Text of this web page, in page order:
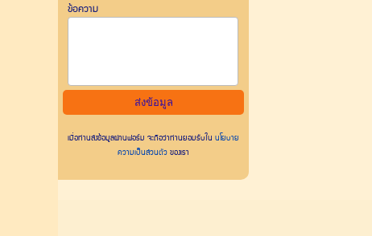
ข้อความ
เมื่อท่านส่งข้อมูลผ่านฟอร์ม จะถือว่าท่านยอมรับใน นโยบาย
ความเป็นส่วนตัวของเรา